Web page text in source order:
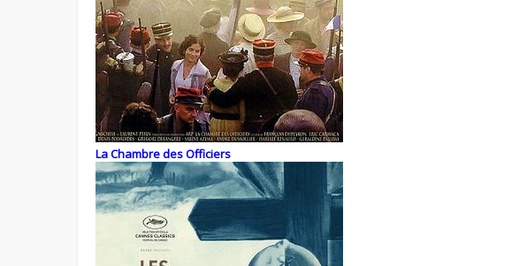
La Chambre des Officiers